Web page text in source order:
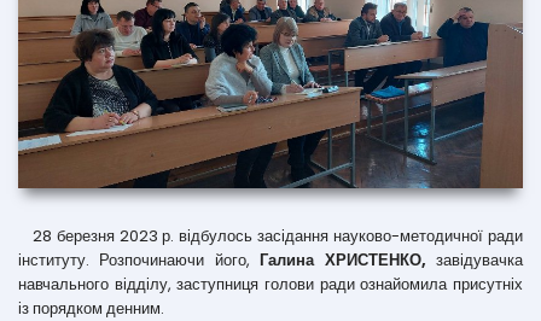
28 березня 2023 р. відбулось засідання науково-методичної ради
інституту. Розпочинаючи його,Галина ХРИСТЕНКО, завідувачка
навчального відділу, заступниця голови ради ознайомила присутніх
із порядком денним.